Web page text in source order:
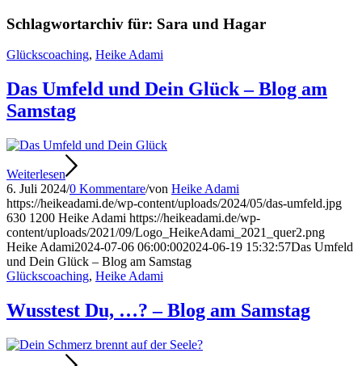
Schlagwortarchiv für: Sara und Hagar
Glückscoaching, Heike Adami
Das Umfeld und Dein Glück – Blog am
Samstag
Weiterlesen
6. Juli 2024/0 Kommentare/von Heike Adami
https://heikeadami.de/wp-content/uploads/2024/05/das-umfeld.jpg
630 1200 Heike Adami https://heikeadami.de/wp-
content/uploads/2021/09/Logo_HeikeAdami_2021_quer2.png
Heike Adami2024-07-06 06:00:002024-06-19 15:32:57Das Umfeld
und Dein Glück – Blog am Samstag
Glückscoaching, Heike Adami
Wusstest Du, …? – Blog am Samstag